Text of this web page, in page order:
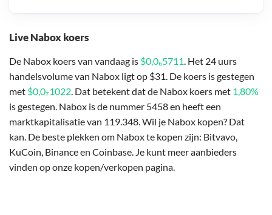
Live Nabox koers
De Nabox koers van vandaag is $0,0₆5711. Het 24 uurs
handelsvolume van Nabox ligt op $31. De koers is gestegen
met $0,0₇1022. Dat betekent dat de Nabox koers met 1,80%
is gestegen. Nabox is de nummer 5458 en heeft een
marktkapitalisatie van 119.348. Wil je Nabox kopen? Dat
kan. De beste plekken om Nabox te kopen zijn: Bitvavo,
KuCoin, Binance en Coinbase. Je kunt meer aanbieders
vinden op onze kopen/verkopen pagina.